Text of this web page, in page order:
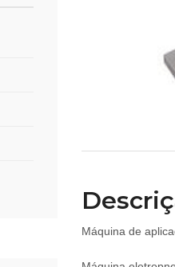
Máquina de